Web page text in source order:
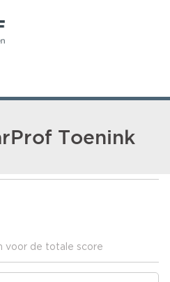
Toenink
voor de totale score